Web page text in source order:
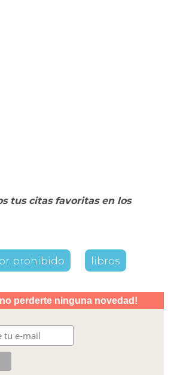
tus citas favoritas en los
prohibido libros